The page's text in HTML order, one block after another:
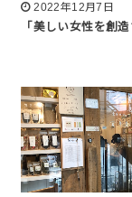
2022年12月7日
「美しい女性を創